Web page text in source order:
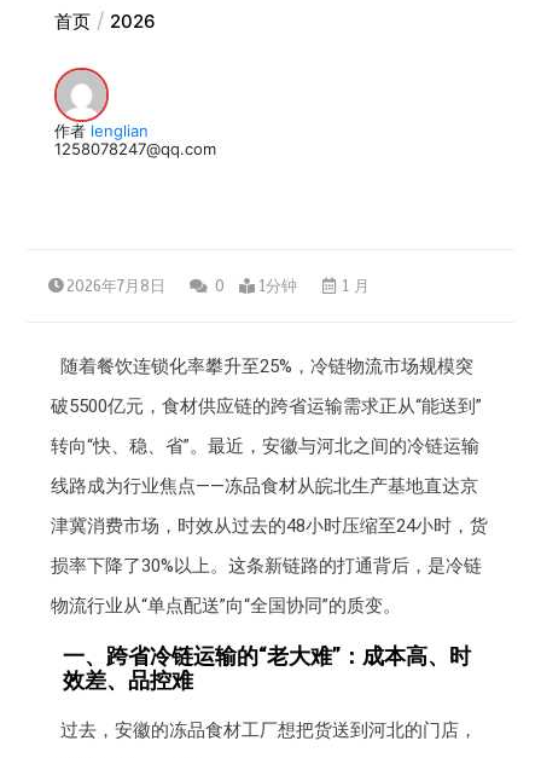
首页 2026
作者 lenglian
1258078247@qq.com
2026年7月8日 0 1分钟 1 月
随着餐饮连锁化率攀升至25%，冷链物流市场规模突
破5500亿元，食材供应链的跨省运输需求正从“能送到”
转向“快、稳、省”。最近，安徽与河北之间的冷链运输
线路成为行业焦点——冻品食材从皖北生产基地直达京
津冀消费市场，时效从过去的48小时压缩至24小时，货
损率下降了30%以上。这条新链路的打通背后，是冷链
物流行业从“单点配送”向“全国协同”的质变。
一、跨省冷链运输的“老大难”：成本高、时
效差、品控难
过去，安徽的冻品食材工厂想把货送到河北的门店，